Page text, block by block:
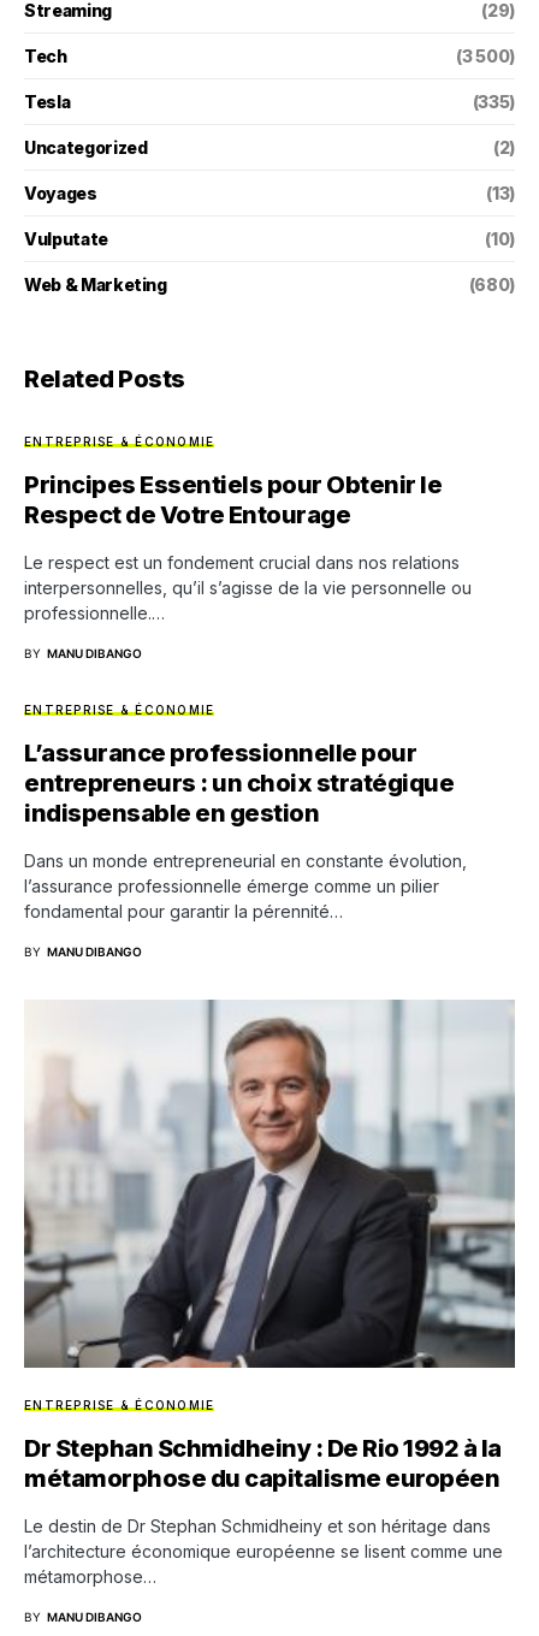
Streaming (29)
Tech (3 500)
Tesla (335)
Uncategorized (2)
Voyages (13)
Vulputate (10)
Web & Marketing (680)
Related Posts
ENTREPRISE & ÉCONOMIE
Principes Essentiels pour Obtenir le
Respect de Votre Entourage
Le respect est un fondement crucial dans nos relations
interpersonnelles, qu’il s’agisse de la vie personnelle ou
professionnelle.…
BY MANU DIBANGO
ENTREPRISE & ÉCONOMIE
L’assurance professionnelle pour
entrepreneurs : un choix stratégique
indispensable en gestion
Dans un monde entrepreneurial en constante évolution,
l’assurance professionnelle émerge comme un pilier
fondamental pour garantir la pérennité…
BY MANU DIBANGO
ENTREPRISE & ÉCONOMIE
Dr Stephan Schmidheiny : De Rio 1992 à la
métamorphose du capitalisme européen
Le destin de Dr Stephan Schmidheiny et son héritage dans
l’architecture économique européenne se lisent comme une
métamorphose…
BY MANU DIBANGO